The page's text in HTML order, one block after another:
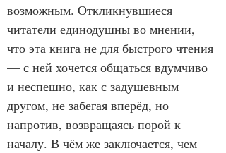
возможным. Откликнувшиеся
читатели единодушны во мнении,
что эта книга не для быстрого чтения
— с ней хочется общаться вдумчиво
и неспешно, как с задушевным
другом, не забегая вперёд, но
напротив, возвращаясь порой к
началу. В чём же заключается, чем